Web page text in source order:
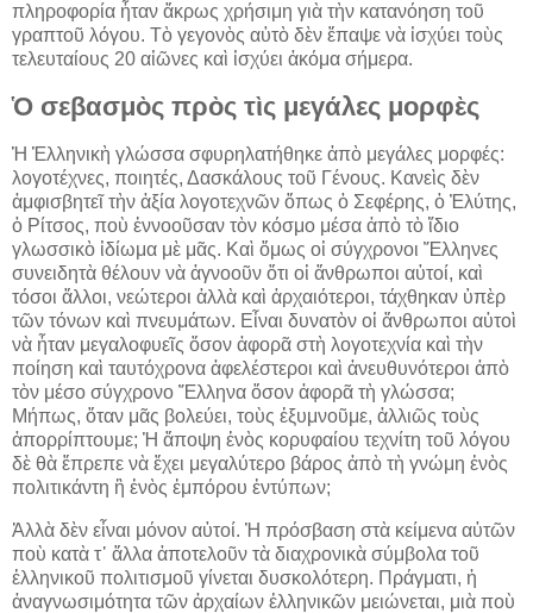
πληροφορία ἦταν ἄκρως χρήσιμη γιὰ τὴν κατανόηση τοῦ
γραπτοῦ λόγου. Τὸ γεγονὸς αὐτὸ δὲν ἔπαψε νὰ ἰσχύει τοὺς
τελευταίους 20 αἰῶνες καὶ ἰσχύει ἀκόμα σήμερα.
Ὁ σεβασμὸς πρὸς τὶς μεγάλες μορφὲς
Ἡ Ἑλληνικὴ γλώσσα σφυρηλατήθηκε ἀπὸ μεγάλες μορφές:
λογοτέχνες, ποιητές, Δασκάλους τοῦ Γένους. Κανεὶς δὲν
ἀμφισβητεῖ τὴν ἀξία λογοτεχνῶν ὅπως ὁ Σεφέρης, ὁ Ἐλύτης,
ὁ Ρίτσος, ποὺ ἐννοοῦσαν τὸν κόσμο μέσα ἀπὸ τὸ ἴδιο
γλωσσικὸ ἰδίωμα μὲ μᾶς. Καὶ ὅμως οἱ σύγχρονοι Ἕλληνες
συνειδητὰ θέλουν νὰ ἀγνοοῦν ὅτι οἱ ἄνθρωποι αὐτοί, καὶ
τόσοι ἄλλοι, νεώτεροι ἀλλὰ καὶ ἀρχαιότεροι, τάχθηκαν ὑπὲρ
τῶν τόνων καὶ πνευμάτων. Εἶναι δυνατὸν οἱ ἄνθρωποι αὐτοὶ
νὰ ἦταν μεγαλοφυεῖς ὅσον ἀφορᾶ στὴ λογοτεχνία καὶ τὴν
ποίηση καὶ ταυτόχρονα ἀφελέστεροι καὶ ἀνευθυνότεροι ἀπὸ
τὸν μέσο σύγχρονο Ἕλληνα ὅσον ἀφορᾶ τὴ γλώσσα;
Μήπως, ὅταν μᾶς βολεύει, τοὺς ἐξυμνοῦμε, ἀλλιῶς τοὺς
ἀπορρίπτουμε; Ἡ ἄποψη ἑνὸς κορυφαίου τεχνίτη τοῦ λόγου
δὲ θὰ ἔπρεπε νὰ ἔχει μεγαλύτερο βάρος ἀπὸ τὴ γνώμη ἑνὸς
πολιτικάντη ἢ ἑνὸς ἐμπόρου ἐντύπων;
Ἀλλὰ δὲν εἶναι μόνον αὐτοί. Ἡ πρόσβαση στὰ κείμενα αὐτῶν
ποὺ κατὰ τ᾿ ἄλλα ἀποτελοῦν τὰ διαχρονικὰ σύμβολα τοῦ
ἑλληνικοῦ πολιτισμοῦ γίνεται δυσκολότερη. Πράγματι, ἡ
ἀναγνωσιμότητα τῶν ἀρχαίων ἑλληνικῶν μειώνεται, μιὰ ποὺ